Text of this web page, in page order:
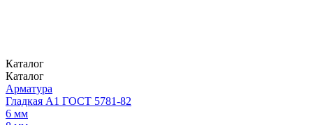
Каталог
Каталог
Арматура
Гладкая А1 ГОСТ 5781-82
6 мм